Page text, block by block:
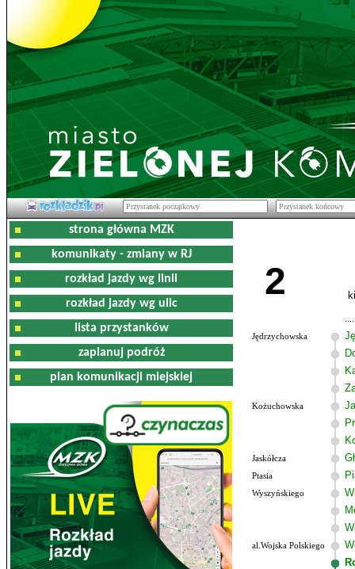
strona główna MZK
komunikaty - zmiany w RJ
rozkład jazdy wg linii
rozkład jazdy wg ulic
lista przystanków
zaplanuj podróż
plan komunikacji miejskiej
2
Jędrzychowska
Kożuchowska
Jaskółcza
Ptasia
Wyszyńskiego
al.Wojska Polskiego